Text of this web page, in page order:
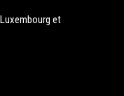
et